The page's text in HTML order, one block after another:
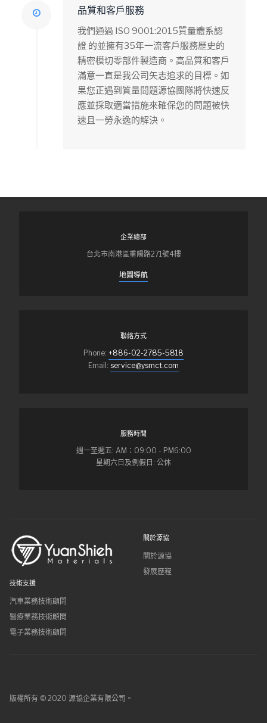
品質和客戶服務
我們通過 ISO 9001:2015質量體系認
證 的並擁有35年一流客戶服務歷史的
精密模切零部件製造商。高品質和客戶
滿意一直是我公司矢志追求的目標。如
果您正遇到質量問題源協團隊將快速反
應並採取適當措施來確保您的問題被快
速且一勞永逸的解決。
企業總部
台北市南港區重陽路271號4樓
地圖導航
聯絡方式
Phone: +886-02-2785-5818
Email: service@ysmct.com
服務時間
週一至週五: AM：09:00 - PM6:00
星期六日及例假日: 公休
關於源協
關於源協
發展歷程
技術支援
汽車業務技術顧問
醫療業務技術顧問
電子業務技術顧問
版權所有 © 2020 源協企業有限公司。